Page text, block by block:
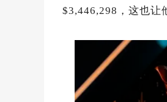
$3,446,298，这也让